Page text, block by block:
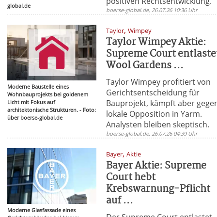
global.de
boerse-global.de, 26.07.26 10:36 Uhr
Moderne Baustelle eines
Wohnbauprojekts bei goldenem
Licht mit Fokus auf
architektonische Strukturen. - Foto:
über boerse-global.de
Taylor,Wimpey
Taylor Wimpey Aktie:
Supreme Court
Wool Gardens ...
Taylor Wimpey profitiert von
Gerichtsentscheidung für
Bauprojekt, kämpft aber
lokale Opposition in Yarm.
Analysten bleiben skeptisch.
boerse-global.de, 26.07.26 04:39 Uhr
Moderne Glasfassade eines
Bayer,Aktie
Bayer Aktie: Supreme
Court hebt
Krebswarnung-Pflicht
auf ...